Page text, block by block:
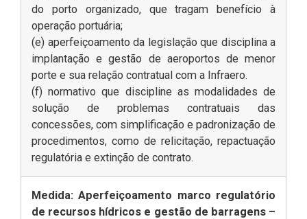
do porto organizado, que tragam benefício à
operação portuária;
(e) aperfeiçoamento da legislação que disciplina a
implantação e gestão de aeroportos de menor
porte e sua relação contratual com a Infraero.
(f) normativo que discipline as modalidades de
solução de problemas contratuais das
concessões, com simplificação e padronização de
procedimentos, como de relicitação, repactuação
regulatória e extinção de contrato.
Medida: Aperfeiçoamento marco regulatório
de recursos hídricos e gestão de barragens –